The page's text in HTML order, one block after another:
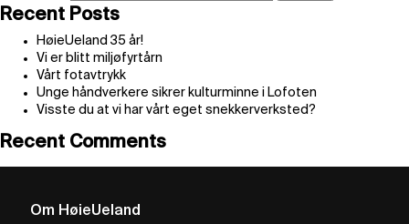
Recent Posts
HøieUeland 35 år!
Vi er blitt miljøfyrtårn
Vårt fotavtrykk
Unge håndverkere sikrer kulturminne i Lofoten
Visste du at vi har vårt eget snekkerverksted?
Recent Comments
Om HøieUeland